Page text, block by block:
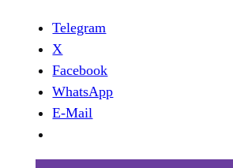
Telegram
X
Facebook
WhatsApp
E-Mail